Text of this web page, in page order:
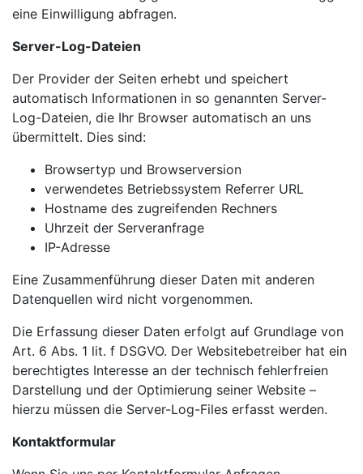
eine Einwilligung abfragen.
Server-Log-Dateien
Der Provider der Seiten erhebt und speichert
automatisch Informationen in so genannten Server-
Log-Dateien, die Ihr Browser automatisch an uns
übermittelt. Dies sind:
Browsertyp und Browserversion
verwendetes Betriebssystem Referrer URL
Hostname des zugreifenden Rechners
Uhrzeit der Serveranfrage
IP-Adresse
Eine Zusammenführung dieser Daten mit anderen
Datenquellen wird nicht vorgenommen.
Die Erfassung dieser Daten erfolgt auf Grundlage von
Art. 6 Abs. 1 lit. f DSGVO. Der Websitebetreiber hat ein
berechtigtes Interesse an der technisch fehlerfreien
Darstellung und der Optimierung seiner Website –
hierzu müssen die Server-Log-Files erfasst werden.
Kontaktformular